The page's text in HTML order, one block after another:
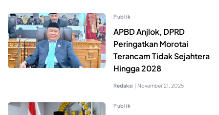
Publik
APBD Anjlok, DPRD
Peringatkan Morotai
Terancam Tidak Sejahtera
Hingga 2028
Redaksi | November 21, 2025
Publik